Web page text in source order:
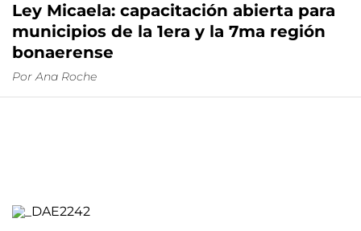
Ley Micaela: capacitación abierta para
municipios de la 1era y la 7ma región
bonaerense
Por Ana Roche